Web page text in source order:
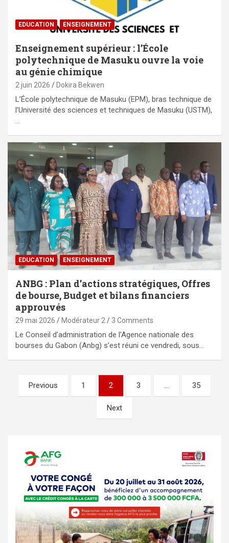
EDUCATION ENSEIGNEMENT
Enseignement supérieur : l’École
polytechnique de Masuku ouvre la voie
au génie chimique
2 juin 2026 Dokira Bekwen
L’École polytechnique de Masuku (EPM), bras technique de
l’Université des sciences et techniques de Masuku (USTM),
…
EDUCATION ENSEIGNEMENT
ANBG : Plan d’actions stratégiques, Offres
de bourse, Budget et bilans financiers
approuvés
29 mai 2026 Modérateur 2 3 Comments
Le Conseil d’administration de l’Agence nationale des
bourses du Gabon (Anbg) s’est réuni ce vendredi, sous…
Pagination
des
Previous 1 2 3 … 35
Next